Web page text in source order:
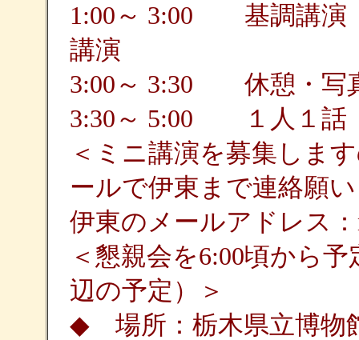
1:00～ 3:00 基調講演
講演
3:00～ 3:30 休憩・写
3:30～ 5:00 １人１話
＜ミニ講演を募集しま
ールで伊東まで連絡願
伊東のメールアドレス：
＜懇親会を6:00頃から
辺の予定）＞
◆ 場所：栃木県立博物